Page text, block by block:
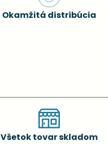
Okamžitá distribúcia
Všetok tovar skladom